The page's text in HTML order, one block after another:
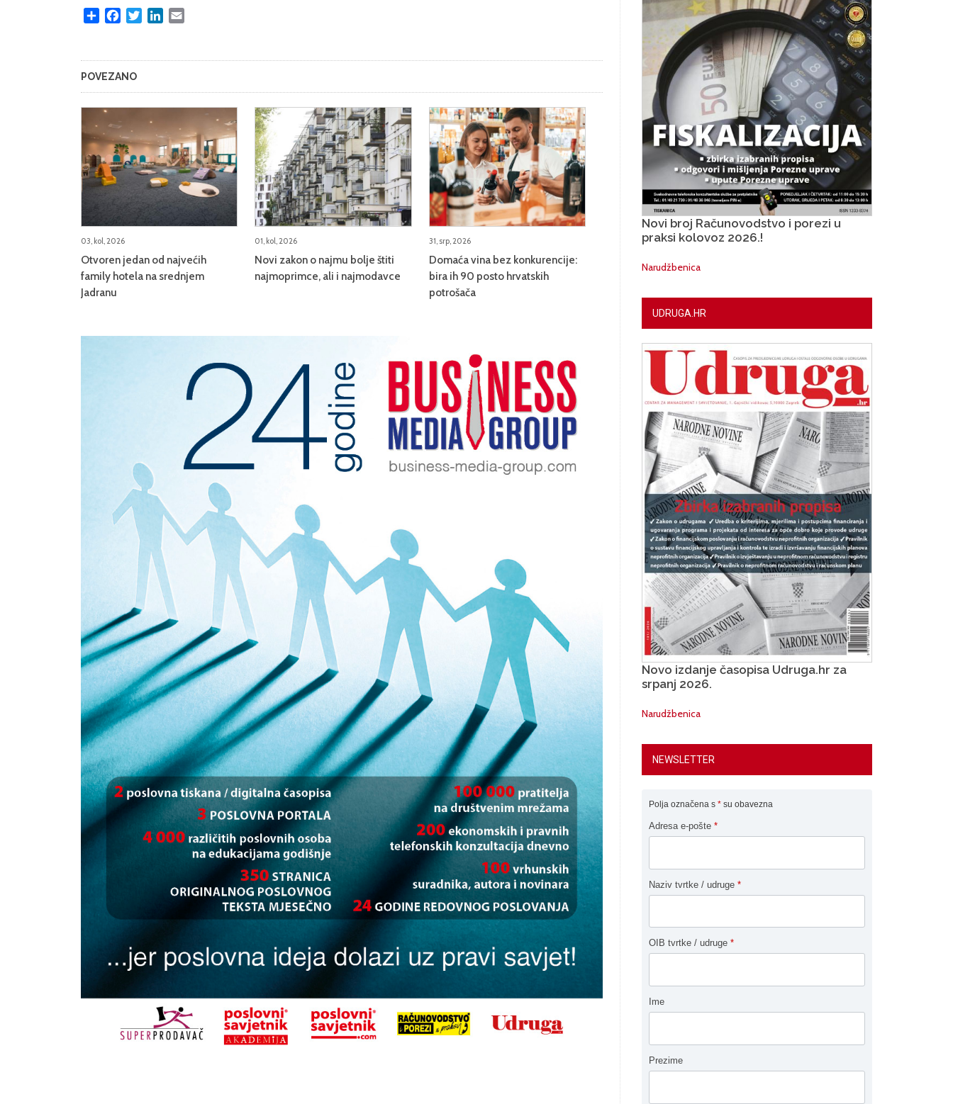
Share FacebookTwitterLinkedIn
POVEZANO
03, kol, 2026
Otvoren jedan od najvećih
family hotela na srednjem
Jadranu
01, kol, 2026
Novi zakon o najmu bolje štiti
najmoprimce, ali i najmodavce
31, srp, 2026
Domaća vina bez konkurencije:
bira ih 90 posto hrvatskih
potrošača
Novi broj Računovodstvo i porezi u
praksi kolovoz 2026.!
Narudžbenica
UDRUGA.HR
Novo izdanje časopisa Udruga.hr za
srpanj 2026.
Narudžbenica
NEWSLETTER
Polja označena s * su obavezna
Adresa e-pošte *
Naziv tvrtke / udruge *
OIB tvrtke / udruge *
Ime
Prezime